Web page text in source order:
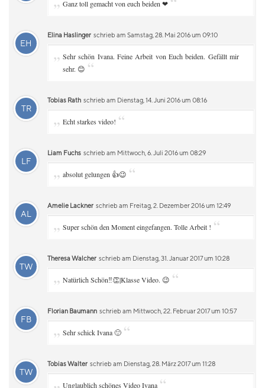
Ganz toll gemacht von euch beiden ❤
EH
Elina Haslinger schrieb am Samstag, 28. Mai 2016 um 09:10
„ Sehr schön Ivana. Feine Arbeit von Euch beiden. Gefällt mir
sehr. 😊 “
TR
Tobias Rath schrieb am Dienstag, 14. Juni 2016 um 08:16
„ Echt starkes video! “
LF
Liam Fuchs schrieb am Mittwoch, 6. Juli 2016 um 08:29
„ absolut gelungen 👍😉 “
AL
Amelie Lackner schrieb am Freitag, 2. Dezember 2016 um 12:49
„ Super schön den Moment eingefangen. Tolle Arbeit ! “
TW
Theresa Walcher schrieb am Dienstag, 31. Januar 2017 um 10:28
„ Natürlich Schön‼️👏|Klasse Video. 😉 “
FB
Florian Baumann schrieb am Mittwoch, 22. Februar 2017 um 10:57
„ Sehr schick Ivana 🙂 “
TW
Tobias Walter schrieb am Dienstag, 28. März 2017 um 11:28
„ Unglaublich schönes Video Ivana “